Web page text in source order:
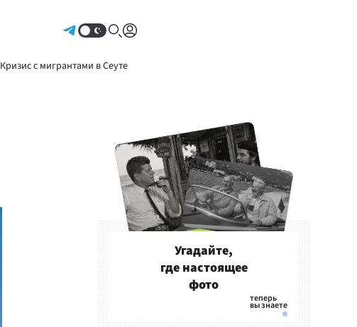
Кризис с мигрантами в Сеуте
Угадайте,
где настоящее
фото